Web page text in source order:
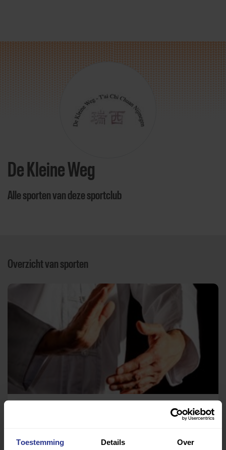
Toestemming Details Over
De Kleine Weg
Alle sporten van deze sportclub
Overzicht van sporten